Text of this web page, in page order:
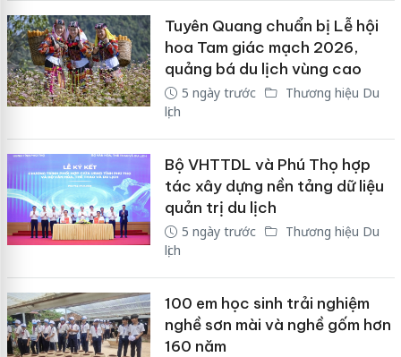
Tuyên Quang chuẩn bị Lễ hội
hoa Tam giác mạch 2026,
quảng bá du lịch vùng cao
5 ngày trước
Thương hiệu Du
lịch
Bộ VHTTDL và Phú Thọ hợp
tác xây dựng nền tảng dữ liệu
quản trị du lịch
5 ngày trước
Thương hiệu Du
lịch
100 em học sinh trải nghiệm
nghề sơn mài và nghề gốm hơn
160 năm